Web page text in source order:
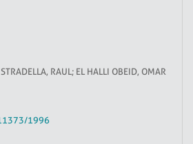
RAUL; EL HALLI OBEID, OMAR
1996